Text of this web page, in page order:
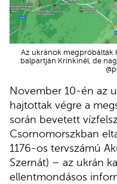
Az ukránok megpróbálták
balpartján Krinkinél, de
November 10-én az
hajtottak végre a
során bevetett
Csornomorszkban
1176-os tervszámú
Szernát) – az ukrán
ellentmondásos